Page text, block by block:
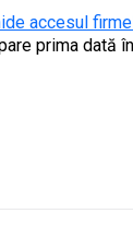
accesul
prima dată în